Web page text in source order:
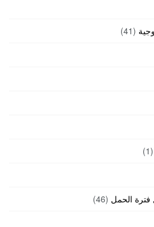
(41)
(1)
فترة الحمل (46)